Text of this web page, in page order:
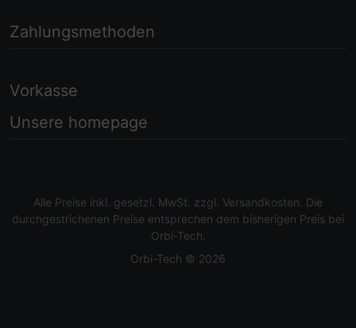
Zahlungsmethoden
Vorkasse
Unsere homepage
Alle Preise inkl. gesetzl. MwSt. zzgl. Versandkosten . Die
durchgestrichenen Preise entsprechen dem bisherigen Preis bei
Orbi-Tech.
Orbi-Tech © 2026